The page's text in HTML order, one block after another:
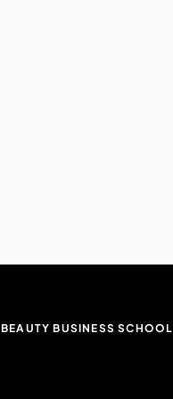
BEAUTY BUSINESS SCHOOL